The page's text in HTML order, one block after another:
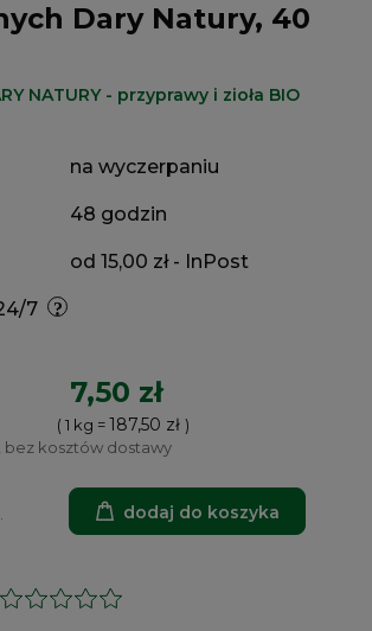
Dary Natury, 40
NATURY - przyprawy i zioła BIO
na wyczerpaniu
48 godzin
od 15,00 zł - InPost
7
7,50 zł
( 1 kg =187,50 zł )
bez kosztów dostawy
dodaj do koszyka